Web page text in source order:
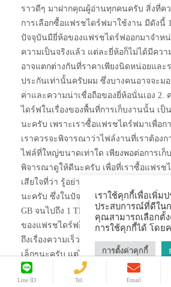
ราวดีๆ มาฝากคุณผู้อ่านทุกคนครับ สิ่งที่ค
การเลือกซื้อแฟรชไดร์ฟมาใช้งาน มีดังนี้
ปัจจุบันมียี่ห้อของแฟรชไดร์ฟออกมาจำห
ความเป็นจริงแล้ว แต่ละยี่ห้อก็ไม่ได้มีคว
อาจแตกต่างกันที่ราคาเพียงนิดหน่อยและ
ประกันเท่านั้นครับผม ซึ่งบางคนอาจจะมอ
ค่าและความน่าเชื่อถือของยี่ห้อนั่นเอง 2.
ไดร์ฟในเรื่องของพื้นที่การเก็บงานนั้น เป็
นะครับ เพราะเราซื้อแฟรชไดร์ฟมาเพื่อ
เราควรจะพิจารณาว่าไฟล์งานที่เราต้อง
ไฟล์ที่ใหญ่ขนาดเท่าใด เพียงพอต่อการเก็
พิจารณาดูให้ดีนะครับ เพื่อที่เราซื้อแฟรช
เสียใจที่ว่า รู้อย่างนี้ซื้อที่ขนาดใหญ่กว่านี้จ
นะครับ ซึ่งในปัจจุบันแฟรชไดร์ฟมีขนาดตั้ง
GB จนไปถึง 1 TB ก็มีแล้วนะครับ 3. ชนิด
ของแฟรชไดร์ฟก็เป็นอีกเรื่องหนึ่งที่ต้องพิ
ถึงเรื่องความเร็วในการรับส่งข้อมูล ซึ่งอา
เล็กๆนะครับ แต่ไฟล์ใหญ่เราจะได้ไม่เสีย
ข้อมูลมากเกินไปถูกต้องไหมครับ โดยใน
ไดร์ฟ ก็จะมีตั้งแต่ 2.0 3.0 จนถึง 3.1 แล้ว
เราใช้คุกกี้เพื่อเพิ่ม
ประสบการณ์ที่ดีในก
คุณสามารถเลือกตั้
การใช้คุกกี้ได้ โดย
การตั้งค่าคุกกี้